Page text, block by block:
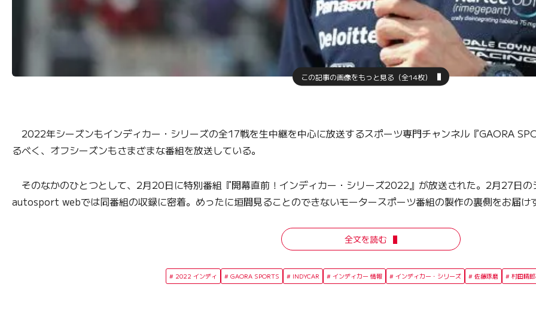
この記事の画像をもっと見る（全14枚）
2022年シーズンもインディカー・シリーズの全17戦を生中継を中心に放送するスポーツ専門チャンネル『GAORA
るべく、オフシーズンもさまざまな番組を放送している。
そのなかのひとつとして、2月20日に特別番組『開幕直前！インディカー・シリーズ2022』が放送された。2月27日
autosport webでは同番組の収録に密着。めったに垣間見ることのできないモータースポーツ番組の製作の裏側をお届け
全文を読む
2022 インディ GAORA SPORTS INDYCAR インディカー 情報 インディカー・シリーズ 佐藤琢磨 村田晴郎